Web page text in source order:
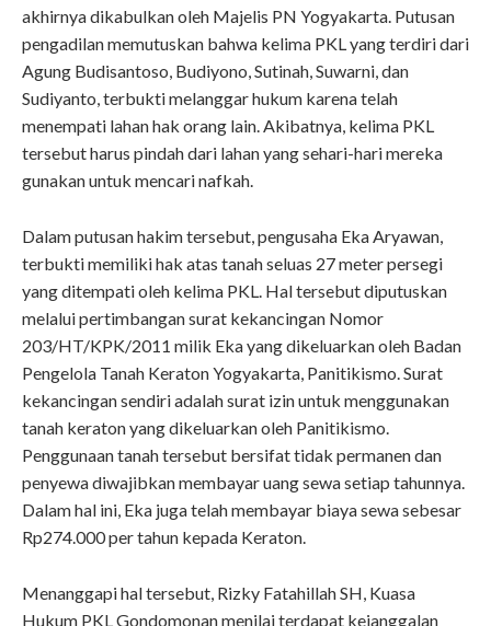
akhirnya dikabulkan oleh Majelis PN Yogyakarta. Putusan
pengadilan memutuskan bahwa kelima PKL yang terdiri dari
Agung Budisantoso, Budiyono, Sutinah, Suwarni, dan
Sudiyanto, terbukti melanggar hukum karena telah
menempati lahan hak orang lain. Akibatnya, kelima PKL
tersebut harus pindah dari lahan yang sehari-hari mereka
gunakan untuk mencari nafkah.
Dalam putusan hakim tersebut, pengusaha Eka Aryawan,
terbukti memiliki hak atas tanah seluas 27 meter persegi
yang ditempati oleh kelima PKL. Hal tersebut diputuskan
melalui pertimbangan surat kekancingan Nomor
203/HT/KPK/2011 milik Eka yang dikeluarkan oleh Badan
Pengelola Tanah Keraton Yogyakarta, Panitikismo. Surat
kekancingan sendiri adalah surat izin untuk menggunakan
tanah keraton yang dikeluarkan oleh Panitikismo.
Penggunaan tanah tersebut bersifat tidak permanen dan
penyewa diwajibkan membayar uang sewa setiap tahunnya.
Dalam hal ini, Eka juga telah membayar biaya sewa sebesar
Rp274.000 per tahun kepada Keraton.
Menanggapi hal tersebut, Rizky Fatahillah SH, Kuasa
Hukum PKL Gondomonan menilai terdapat kejanggalan